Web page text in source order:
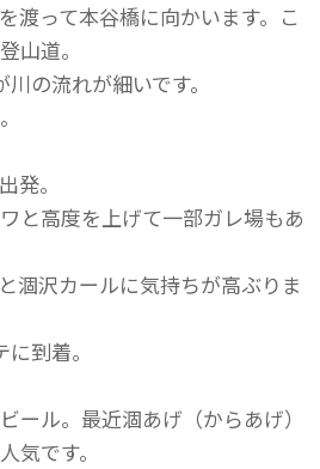
渡って本谷橋に向かいます。こ
山道。
の流れが細いです。
発。
と高度を上げて一部ガレ場もあ
涸沢カールに気持ちが高ぶりま
到着。
ール。最近涸あげ（からあげ）
気です。